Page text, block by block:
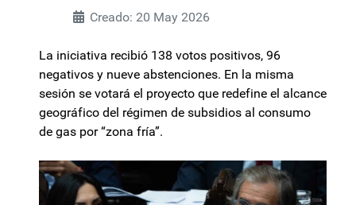
Creado: 20 May 2026
La iniciativa recibió 138 votos positivos, 96
negativos y nueve abstenciones. En la misma
sesión se votará el proyecto que redefine el alcance
geográfico del régimen de subsidios al consumo
de gas por “zona fría”.